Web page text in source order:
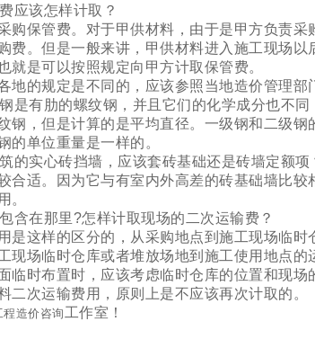
应该怎样计取？
购保管费。对于甲供材料，由于是甲方负责
费。但是一般来讲，甲供材料进入施工现场
就是可以按照规定向甲方计取保管费。
地的规定是不同的，应该参照当地造价管理部
是有肋的螺纹钢，并且它们的化学成分也不同
钢，但是计算的是平均直径。一级钢和二级钢
的单位重量是一样的。
的实心砖挡墙，应该套砖基础还是砖墙定额项
合适。因为它与有室内外高差的砖基础墙比较
。
含在那里?怎样计取现场的二次运输费？
是这样的区分的，从采购地点到施工现场临
现场临时仓库或者堆放场地到施工使用地点
临时布置时，应该考虑临时仓库的位置和现
二次运输费用，原则上是不应该再次计取的。
程造价咨询 工作室！